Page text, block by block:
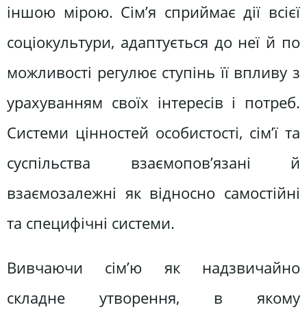
іншою мірою. Сім’я сприймає дії всієї
соціокультури, адаптується до неї й по
можливості регулює ступінь її впливу з
урахуванням своїх інтересів і потреб.
Системи цінностей особистості, сім’ї та
суспільства взаємопов’язані й
взаємозалежні як відносно самостійні
та специфічні системи.
Вивчаючи сім’ю як надзвичайно
складне утворення, в якому